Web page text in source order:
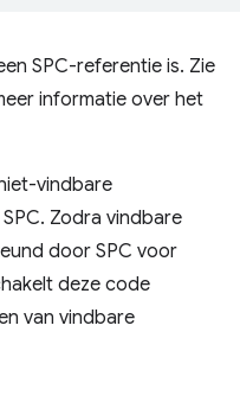
SPC-referentie is. Zie
informatie over het
vindbare
Zodra vindbare
door SPC voor
deze code
van vindbare